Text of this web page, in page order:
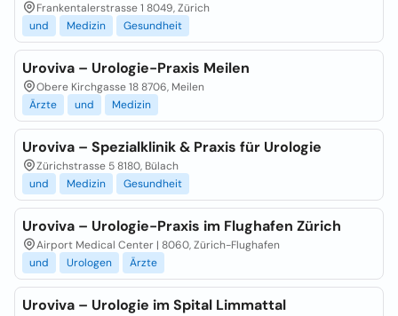
Frankentalerstrasse 1 8049, Zürich
und
Medizin Gesundheit
Uroviva – Urologie-Praxis Meilen
Obere Kirchgasse 18 8706, Meilen
Ärzte
und Medizin
Uroviva – Spezialklinik & Praxis für Urologie
Zürichstrasse 5 8180, Bülach
und
Medizin Gesundheit
Uroviva – Urologie-Praxis im Flughafen Zürich
Airport Medical Center | 8060, Zürich-Flughafen
und
Urologen Ärzte
Uroviva – Urologie im Spital Limmattal